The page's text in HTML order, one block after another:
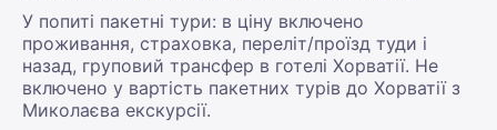
У попиті пакетні тури: в ціну включено
проживання, страховка, переліт/проїзд туди і
назад, груповий трансфер в готелі Хорватії. Не
включено у вартість пакетних турів до Хорватії з
Миколаєва екскурсії.